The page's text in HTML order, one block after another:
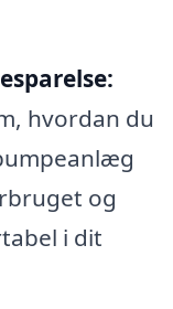
hvordan du
og
i dit